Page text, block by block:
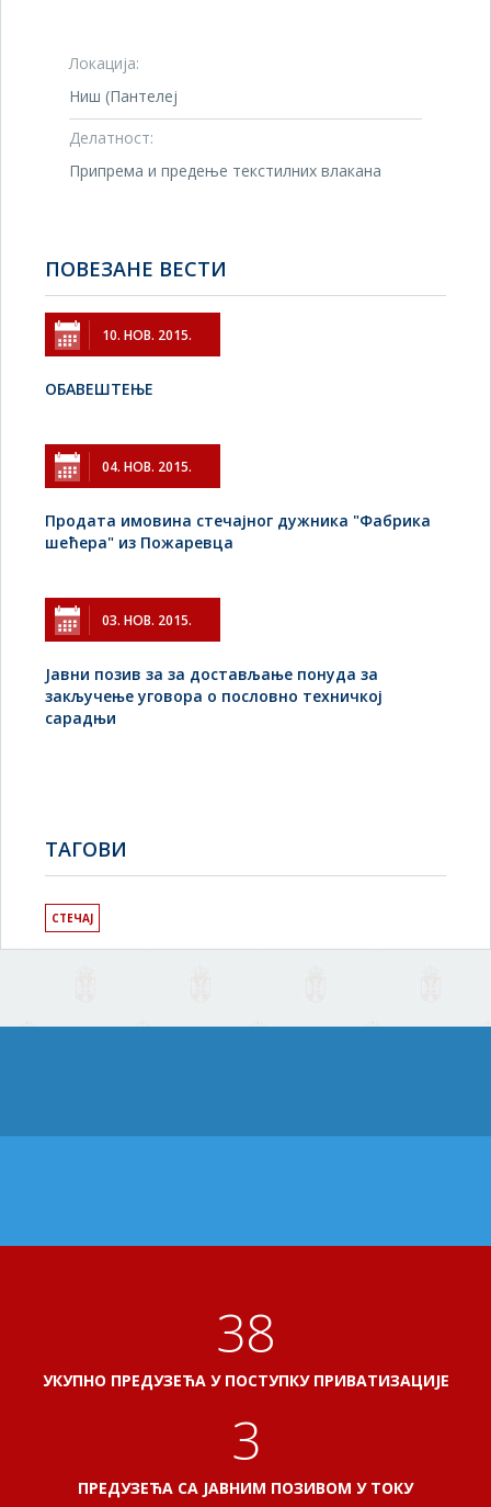
Локација:
Ниш (Пантелеј
Делатност:
Припрема и предење текстилних влакана
ПОВЕЗАНЕ ВЕСТИ
10. НОВ. 2015.
ОБАВЕШТЕЊЕ
04. НОВ. 2015.
Продата имовина стечајног дужника "Фабрика
шећера" из Пожаревца
03. НОВ. 2015.
Јавни позив за за достављање понуда за
закључење уговора о пословно техничкој
сарадњи
TAГОВИ
СТЕЧАЈ
41
УКУПНО ПРЕДУЗЕЋА У ПОСТУПКУ ПРИВАТИЗАЦИЈЕ
3
ПРЕДУЗЕЋА СА ЈАВНИМ ПОЗИВОМ У ТОКУ